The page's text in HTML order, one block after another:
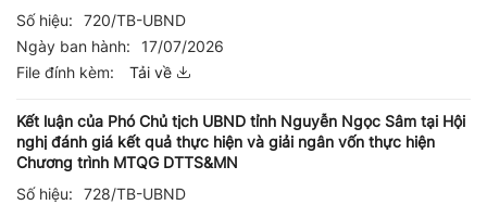
Số hiệu:
720/TB-UBND
Ngày ban hành:
17/07/2026
File đính kèm:
Tải về
Kết luận của Phó Chủ tịch UBND tỉnh Nguyễn Ngọc Sâm tại Hội
nghị đánh giá kết quả thực hiện và giải ngân vốn thực hiện
Chương trình MTQG DTTS&MN
Số hiệu:
728/TB-UBND